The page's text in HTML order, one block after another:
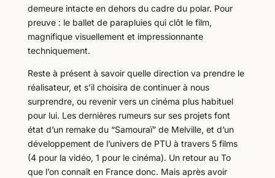
demeure intacte en dehors du cadre du polar. Pour
preuve : le ballet de parapluies qui clôt le film,
magnifique visuellement et impressionnante
techniquement.
Reste à présent à savoir quelle direction va prendre le
réalisateur, et s’il choisira de continuer à nous
surprendre, ou revenir vers un cinéma plus habituel
pour lui. Les dernières rumeurs sur ses projets font
état d’un remake du “Samouraï” de Melville, et d’un
développement de l’univers de PTU à travers 5 films
(4 pour la vidéo, 1 pour le cinéma). Un retour au To
que l’on connaît en France donc. Mais après avoir